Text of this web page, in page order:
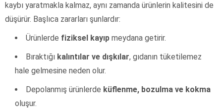
kaybı yaratmakla kalmaz, aynı zamanda ürünlerin kalitesini de
düşürür. Başlıca zararları şunlardır:
Ürünlerde fiziksel kayıp meydana getirir.
Bıraktığı kalıntılar ve dışkılar, gıdanın tüketilemez
hale gelmesine neden olur.
Depolanmış ürünlerde küflenme, bozulma ve kokma
oluşur.